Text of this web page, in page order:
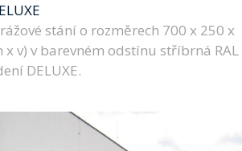
stání o rozměrech 700 x 250 x
x v) v barevném odstínu stříbrná RAL
DELUXE.